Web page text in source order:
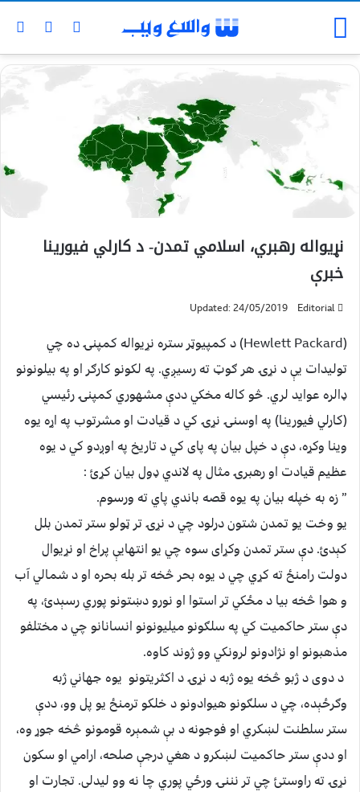
نړيواله رهبري، اسلامي تمدن- د کارلي فیورینا
خبرې
Editorial
Updated: 24/05/2019
(Hewlett Packard) د کمپیوټر ستره نړيواله کمپنۍ ده چي
تولیدات يې د نړۍ هر ګوټ ته رسیږي. په لکونو کارګر او په بیلونونو
ډالره عواید لري. څو کاله مخکي ددې مشهوري کمپنۍ رئیسي
(کارلي فیورینا) په اوسنۍ نړۍ کي د قیادت او مشرتوب په اړه یوه
وینا وکړه، دې د خپل بیان په پای کي د تاریخ په اوږدو کي د یوه
عظیم قیادت او رهبرۍ مثال په لاندي ډول بیان کړئ :
” زه به خپله بیان په یوه قصه باندي پاي ته ورسوم.
یو وخت یو تمدن شتون درلود چي د نړۍ تر ټولو ستر تمدن بلل
کېدئ. دې ستر تمدن وکړای سوه چي یو انتهايې پراخ او نړيوال
دولت رامنځ ته کړي چي د یوه بحر څخه تر بله بحره او د شمالي آب
و هوا څخه بیا د مځکي تر استوا او نورو دښتونو پوري رسېدئ، په
دې ستر حاکمیت کي په سلګونو میليونونو انسانانو چي د مختلفو
مذهبونو او نژادونو لرونکي وو ژوند کاوه.
د دوی د ژبو څخه یوه ژبه د نړۍ د اکثریتونو یوه جهاني ژبه
وګرځېده، چي د سلګونو هیوادونو د خلکو ترمنځ یو پل وو، ددې
ستر سلطنت لښکري او فوجونه د بې شمېره قومونو څخه جوړ وه،
او ددې ستر حاکمیت لښکرو د هغي درجې صلحه، ارامي او سکون
نړۍ ته راوستئ چي تر نننۍ ورځي پوري چا نه وو لیدلی. تجارت او